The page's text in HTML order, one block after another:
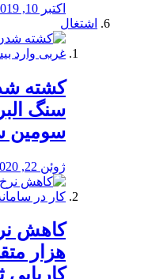
اکتبر 10, 2019
اشتغال
سنگ
سومین
ژوئن 22, 2020
هزار
کاریابی